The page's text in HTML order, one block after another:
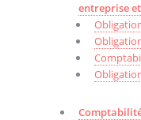
entreprise et